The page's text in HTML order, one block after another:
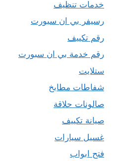
خدمات تنظيف
رسيفر بي ان سبورت
رقم تكييف
رقم خدمة بي ان سبورت
ستلايت
شفاطات مطابخ
صالونات حلاقة
صيانة تكييف
غسيل سيارات
فتح ابواب